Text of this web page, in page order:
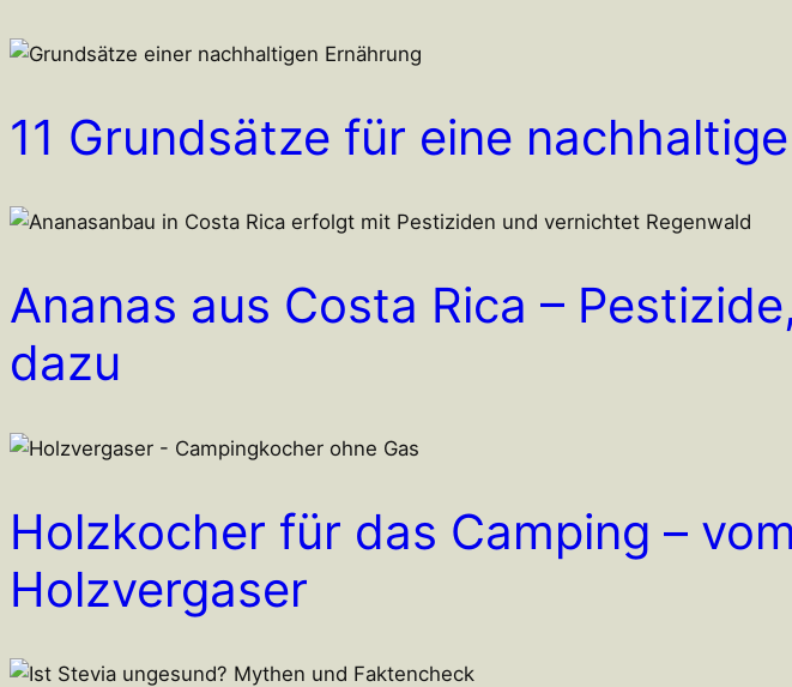
11 Grundsätze für eine
Ananas aus Costa Rica –
dazu
Holzkocher für das Camping –
Holzvergaser